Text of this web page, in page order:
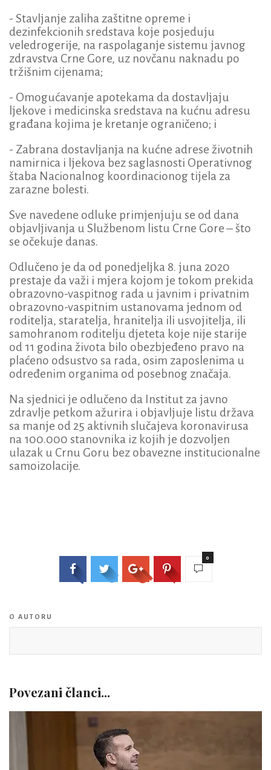
- Stavljanje zaliha zaštitne opreme i
dezinfekcionih sredstava koje posjeduju
veledrogerije, na raspolaganje sistemu javnog
zdravstva Crne Gore, uz novčanu naknadu po
tržišnim cijenama;
- Omogućavanje apotekama da dostavljaju
ljekove i medicinska sredstava na kućnu adresu
građana kojima je kretanje ograničeno; i
- Zabrana dostavljanja na kućne adrese životnih
namirnica i ljekova bez saglasnosti Operativnog
štaba Nacionalnog koordinacionog tijela za
zarazne bolesti.
Sve navedene odluke primjenjuju se od dana
objavljivanja u Službenom listu Crne Gore – što
se očekuje danas.
Odlučeno je da od ponedjeljka 8. juna 2020
prestaje da važi i mjera kojom je tokom prekida
obrazovno-vaspitnog rada u javnim i privatnim
obrazovno-vaspitnim ustanovama jednom od
roditelja, staratelja, hranitelja ili usvojitelja, ili
samohranom roditelju djeteta koje nije starije
od 11 godina života bilo obezbjeđeno pravo na
plaćeno odsustvo sa rada, osim zaposlenima u
određenim organima od posebnog značaja.
Na sjednici je odlučeno da Institut za javno
zdravlje petkom ažurira i objavljuje listu država
sa manje od 25 aktivnih slučajeva koronavirusa
na 100.000 stanovnika iz kojih je dozvoljen
ulazak u Crnu Goru bez obavezne institucionalne
samoizolacije.
0
O AUTORU
Povezani članci...